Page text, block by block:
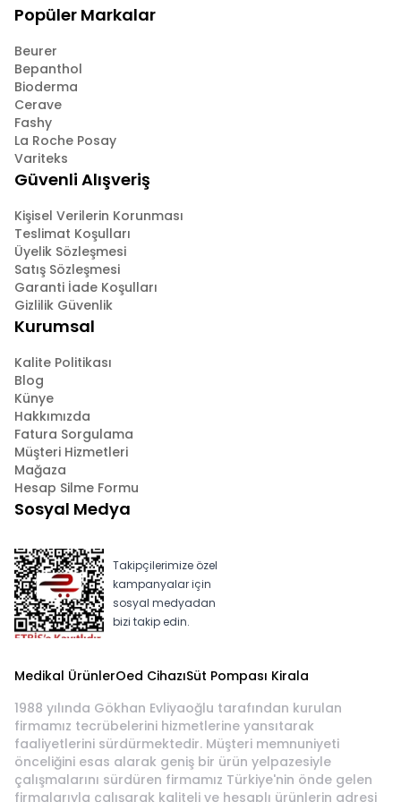
Popüler Markalar
Beurer
Bepanthol
Bioderma
Cerave
Fashy
La Roche Posay
Variteks
Güvenli Alışveriş
Kişisel Verilerin Korunması
Teslimat Koşulları
Üyelik Sözleşmesi
Satış Sözleşmesi
Garanti İade Koşulları
Gizlilik Güvenlik
Kurumsal
Kalite Politikası
Blog
Künye
Hakkımızda
Fatura Sorgulama
Müşteri Hizmetleri
Mağaza
Hesap Silme Formu
Sosyal Medya
Takipçilerimize özel
kampanyalar için
sosyal medyadan
bizi takip edin.
Medikal ÜrünlerOed CihazıSüt Pompası Kirala
1988 yılında Gökhan Evliyaoğlu tarafından kurulan
firmamız tecrübelerini hizmetlerine yansıtarak
faaliyetlerini sürdürmektedir. Müşteri memnuniyeti
önceliğini esas alarak geniş bir ürün yelpazesiyle
çalışmalarını sürdüren firmamız Türkiye'nin önde gelen
firmalarıyla çalışarak kaliteli ve hesaplı ürünlerin adresi